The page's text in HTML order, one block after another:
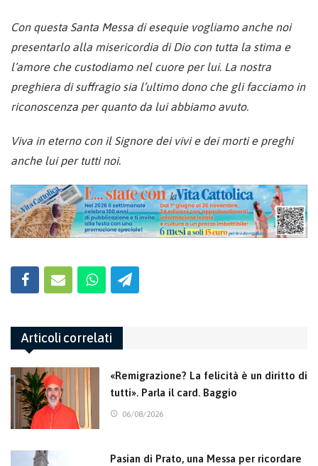
Con questa Santa Messa di esequie vogliamo anche noi
presentarlo alla misericordia di Dio con tutta la stima e
l’amore che custodiamo nel cuore per lui. La nostra
preghiera di suffragio sia l’ultimo dono che gli facciamo in
riconoscenza per quanto da lui abbiamo avuto.
Viva in eterno con il Signore dei vivi e dei morti e preghi
anche lui per tutti noi.
Articoli correlati
«Remigrazione? La felicità è un diritto di
tutti». Parla il card. Baggio
06/08/2026
Pasian di Prato, una Messa per ricordare